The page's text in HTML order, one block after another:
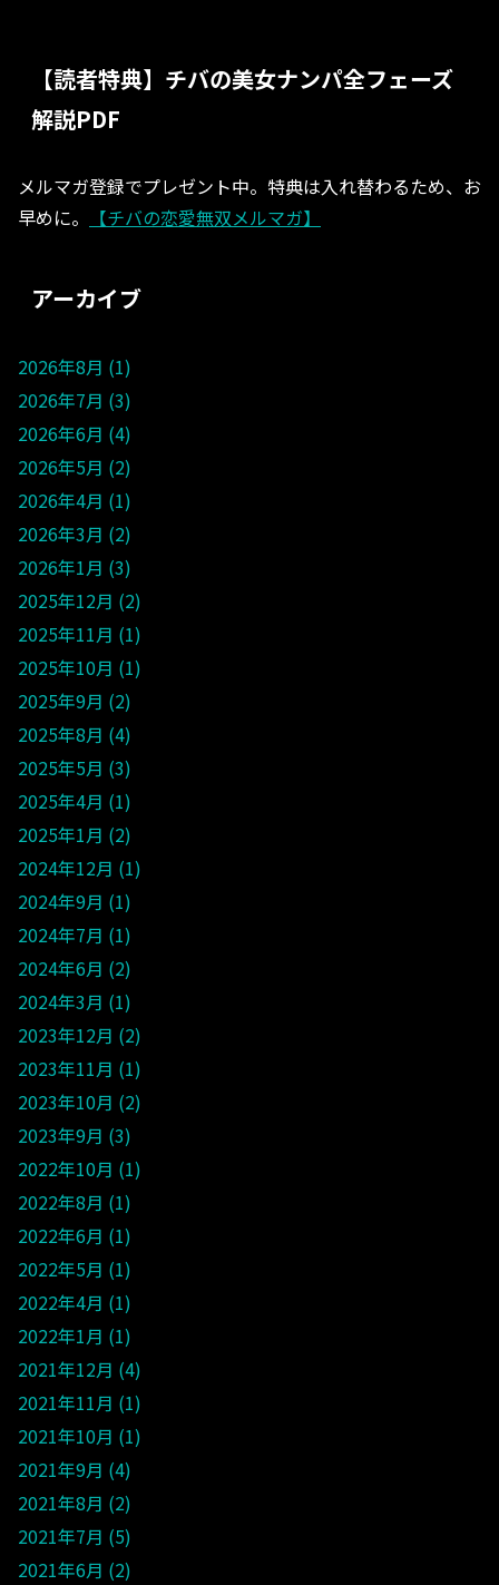
【読者特典】チバの美女ナンパ全フェーズ
解説PDF
メルマガ登録でプレゼント中。特典は入れ替わるため、お
早めに。
【チバの恋愛無双メルマガ】
アーカイブ
2026年8月 1
2026年7月 3
2026年6月 4
2026年5月 2
2026年4月 1
2026年3月 2
2026年1月 3
2025年12月 2
2025年11月 1
2025年10月 1
2025年9月 2
2025年8月 4
2025年5月 3
2025年4月 1
2025年1月 2
2024年12月 1
2024年9月 1
2024年7月 1
2024年6月 2
2024年3月 1
2023年12月 2
2023年11月 1
2023年10月 2
2023年9月 3
2022年10月 1
2022年8月 1
2022年6月 1
2022年5月 1
2022年4月 1
2022年1月 1
2021年12月 4
2021年11月 1
2021年10月 1
2021年9月 4
2021年8月 2
2021年7月 5
2021年6月 2